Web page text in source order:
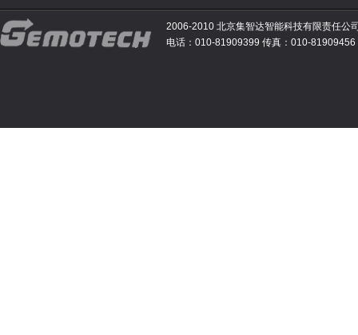
2006-2010 北京集智达智能科技有限责任公
电话：010-81909399 传真：010-